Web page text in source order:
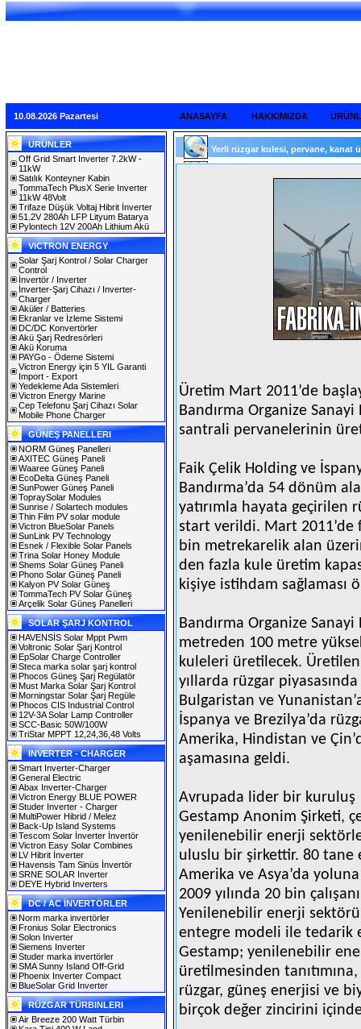
10.08.2026 Pazartesi ANASAYFA HAKKIMIZDA
ÜRÜNLER
Off Grid Smart Inverter 7.2kW -
11kW
Satılık Konteyner Kabin
TommaTech PlusX Serie Inverter
11kW 48Volt
Trifaze Düşük Voltaj Hibrit İnverter
51.2V 280Ah LFP Lityum Batarya
Pylontech 12V 200Ah Lithium Akü
VICTRON ENERGY
Solar Şarj Kontrol / Solar Charger
Control
İnvertör / Inverter
İnverter-Şarj Cihazı / Inverter-
Charger
Aküler / Batteries
Ekranlar ve İzleme Sistemi
DC/DC Konvertörler
Akü Şarj Redresörleri
Akü Koruma
PAYGo - Ödeme Sistemi
Victron Energy için 5 YIL Garanti
Import - Export
Yedekleme Ada Sistemleri
Victron Energy Marine
Cep Telefonu Şarj Cihazı Solar
Mobile Phone Charger
GÜNEŞ PANELLERI
NORM Güneş Panelleri
AXITEC Güneş Paneli
Waaree Güneş Paneli
EcoDelta Güneş Paneli
SunPower Güneş Paneli
TopraySolar Modules
Sunrise / Solartech modules
Thin Film PV solar module
Victron BlueSolar Panels
SunLink PV Technology
Esnek / Flexible Solar Panels
Trina Solar Honey Module
Shems Solar Güneş Paneli
Phono Solar Güneş Paneli
Kalyon PV Solar Güneş
TommaTech PV Solar Güneş
Arçelik Solar Güneş Panelleri
SOLAR ŞARJ KONTROL
HAVENSİS Solar Mppt Pwm
Voltronic Solar Şarj Kontrol
EpSolar Charge Controller
Steca marka solar şarj kontrol
Phocos Güneş Şarj Regülatör
Must Marka Solar Şarj Kontrol
Morningstar Solar Şarj Regüle
Phocos CIS Industrial Control
12V-3A Solar Lamp Controller
SCC-Basic 50W/100W
TriStar MPPT 12,24,36,48 Volts
INVERTER - CHARGER
Smart Inverter-Charger
General Electric
Abax Inverter-Charger
Victron Energy BLUE POWER
Studer Inverter - Charger
MultiPower Hibrid / Melez
Back-Up Island Systems
Tescom Solar İnverter İnvertör
Victron Easy Solar Combines
LV Hibrit İnverter
Havensis Tam Sinüs İnvertör
SRNE SOLAR Inverter
DEYE Hybrid Inverters
DC / AC İNVERTÖRLER
Norm marka invertörler
Fronius Solar Electronics
Solon Inverter
Siemens Inverter
Studer marka invertörler
SMA Sunny Island Off-Grid
Phoenix Inverter Compact
BlueSolar Grid Inverter
RÜZGAR TÜRBINLERI
Air Breeze 200 Watt Türbin
Yerli rüzgar kulesi, pervane, kanat
Üretim Mart 2011’de
Bandırma Organize
santrali pervanelerinin
Faik Çelik Holding ve
Bandırma’da 54 dönüm
yatırımla hayata geçirilen
start verildi. Mart 2011’de
bin metrekarelik alan
den fazla kule üretim
kişiye istihdam sağlaması
Bandırma Organize
metreden 100 metre
kuleleri üretilecek. Üretilen
yıllarda rüzgar
Bulgaristan ve
İspanya ve Brezilya’da
Amerika, Hindistan ve
aşamasına geldi.
Avrupada lider bir kuruluş
Gestamp Anonim Şirketi,
yenilenebilir enerji
uluslu bir şirkettir. 80 tane
Amerika ve Asya’da
2009 yılında 20 bin
Yenilenebilir enerji
entegre modeli ile tedarik
Gestamp; yenilenebilir
üretilmesinden
rüzgar, güneş enerjisi ve
birçok değer zincirini